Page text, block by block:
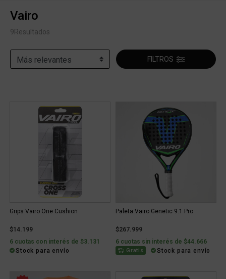
Vairo
9Resultados
FILTROS
Grips Vairo One Cushion
$14.199
6 cuotas con interés de $3.131
Stock para envío
Paleta Vairo Genetic 9.1 Pro
$267.999
6 cuotas sin interés de $44.666
Gratis Stock para envío